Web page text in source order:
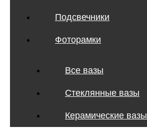
Подсвечники
Фоторамки
Все вазы
Стеклянные вазы
Керамические вазы